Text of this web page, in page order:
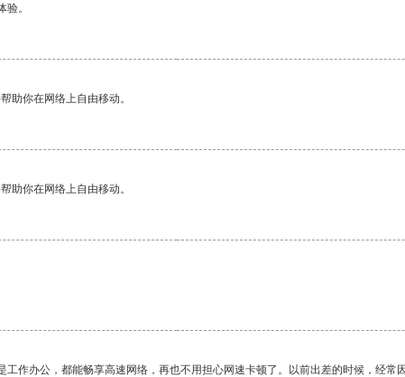
。
助你在网络上自由移动。
助你在网络上自由移动。
作办公，都能畅享高速网络，再也不用担心网速卡顿了。以前出差的时候，经常